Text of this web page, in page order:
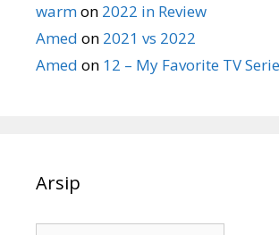
warmon 2022 in Review
Amed on 2021 vs 2022
Amed on 12 – My Favorite TV
Arsip